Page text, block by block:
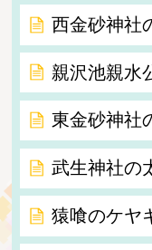
西金砂神社
親沢池親水
東金砂神社
武生神社の
猿喰のケヤ